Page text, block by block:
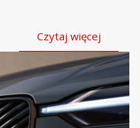
Czytaj więcej